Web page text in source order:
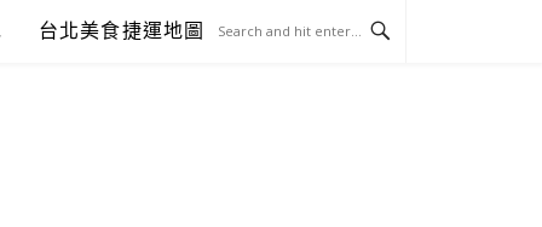
台北美食捷運地圖